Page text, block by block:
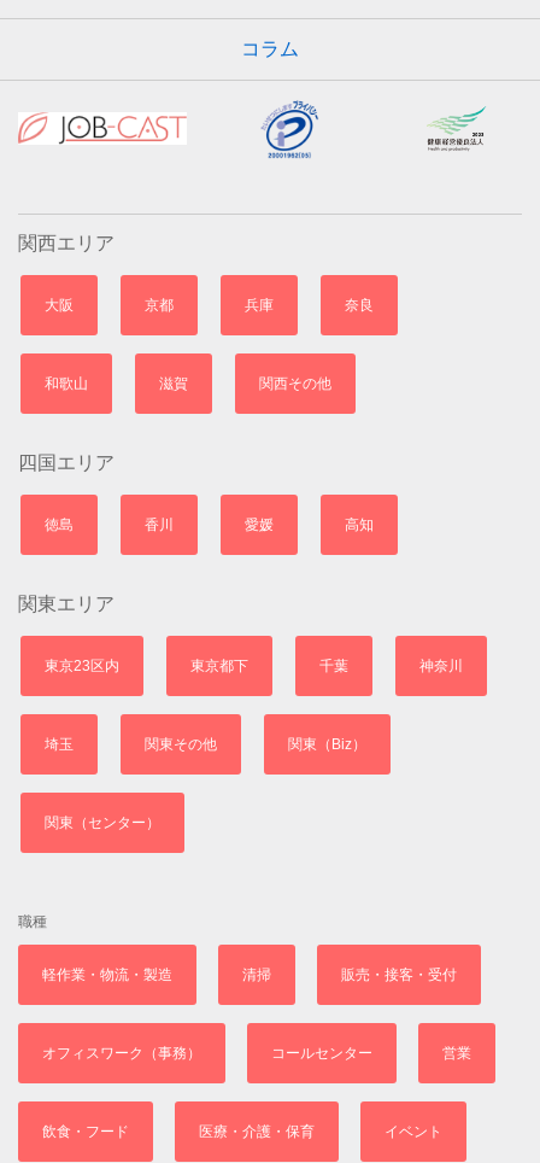
コラム
関西エリア
大阪 京都 兵庫 奈良
和歌山 滋賀 関西その他
四国エリア
徳島 香川 愛媛 高知
関東エリア
東京23区内 東京都下 千葉 神奈川
埼玉 関東その他 関東（Biz）
関東（センター）
職種
軽作業・物流・製造 清掃 販売・接客・受付
オフィスワーク（事務） コールセンター 営業
飲食・フード 医療・介護・保育 イベント